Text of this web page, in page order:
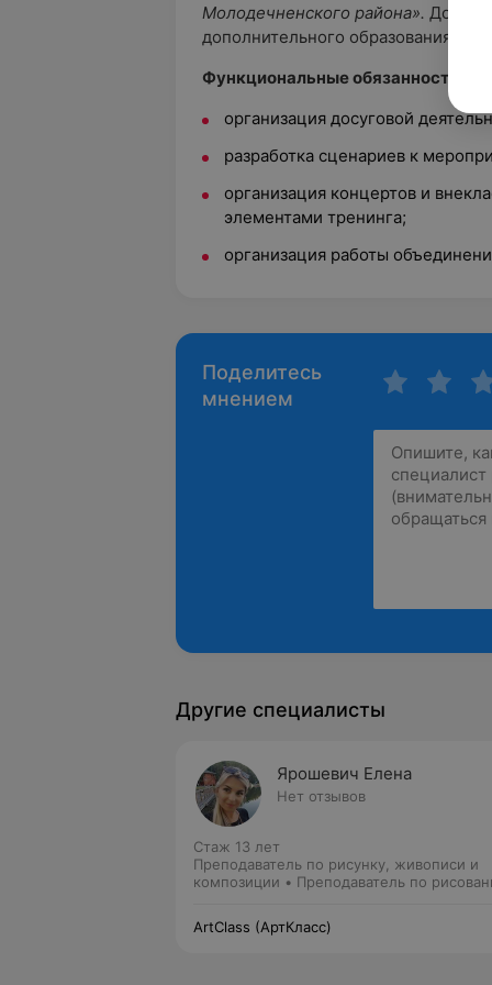
Молодечненского района».
дополнительного образования
Функциональные обязанности:
организация досуговой
разработка сценариев к
организация концертов и
элементами тренинга;
организация работы
Поделитесь
мнением
Другие специалисты
Ярошевич Елена
Нет отзывов
Стаж 13 лет
Преподаватель по рисунку, живописи и
композиции • Преподаватель по
ArtClass (АртКласс)